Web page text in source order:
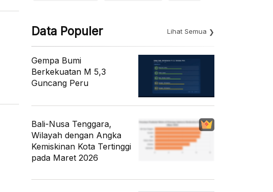
Data Populer Lihat Semua
Gempa Bumi
Berkekuatan M 5,3
Guncang Peru
Bali-Nusa Tenggara,
Wilayah dengan Angka
Kemiskinan Kota Tertinggi
pada Maret 2026